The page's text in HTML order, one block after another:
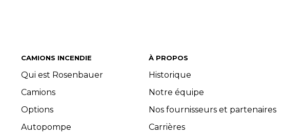
CAMIONS INCENDIE
Qui est Rosenbauer
Camions
Options
Autopompe
À PROPOS
Historique
Notre équipe
Nos fournisseurs et partenaires
Carrières